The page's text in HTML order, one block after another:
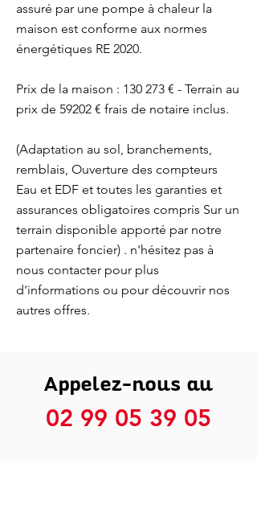
assuré par une pompe à chaleur la
maison est conforme aux normes
énergétiques RE 2020.
Prix de la maison : 130 273 € - Terrain au
prix de 59202 € frais de notaire inclus.
(Adaptation au sol, branchements,
remblais, Ouverture des compteurs
Eau et EDF et toutes les garanties et
assurances obligatoires compris Sur un
terrain disponible apporté par notre
partenaire foncier) . n'hésitez pas à
nous contacter pour plus
d'informations ou pour découvrir nos
autres offres.
Appelez-nous au
02 99 05 39 05